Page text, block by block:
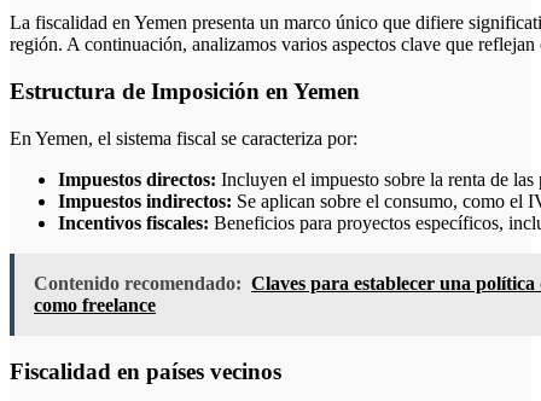
La fiscalidad en Yemen presenta un marco único que difiere
región. A continuación, analizamos varios aspectos clave que reflejan
Estructura de Imposición en Yemen
En Yemen, el sistema fiscal se caracteriza por:
Impuestos directos: Incluyen el impuesto sobre la renta de
Impuestos indirectos: Se aplican sobre el consumo, como el
Incentivos fiscales: Beneficios para proyectos específicos,
Contenido recomendado: Claves para establecer una
como freelance
Fiscalidad en países vecinos